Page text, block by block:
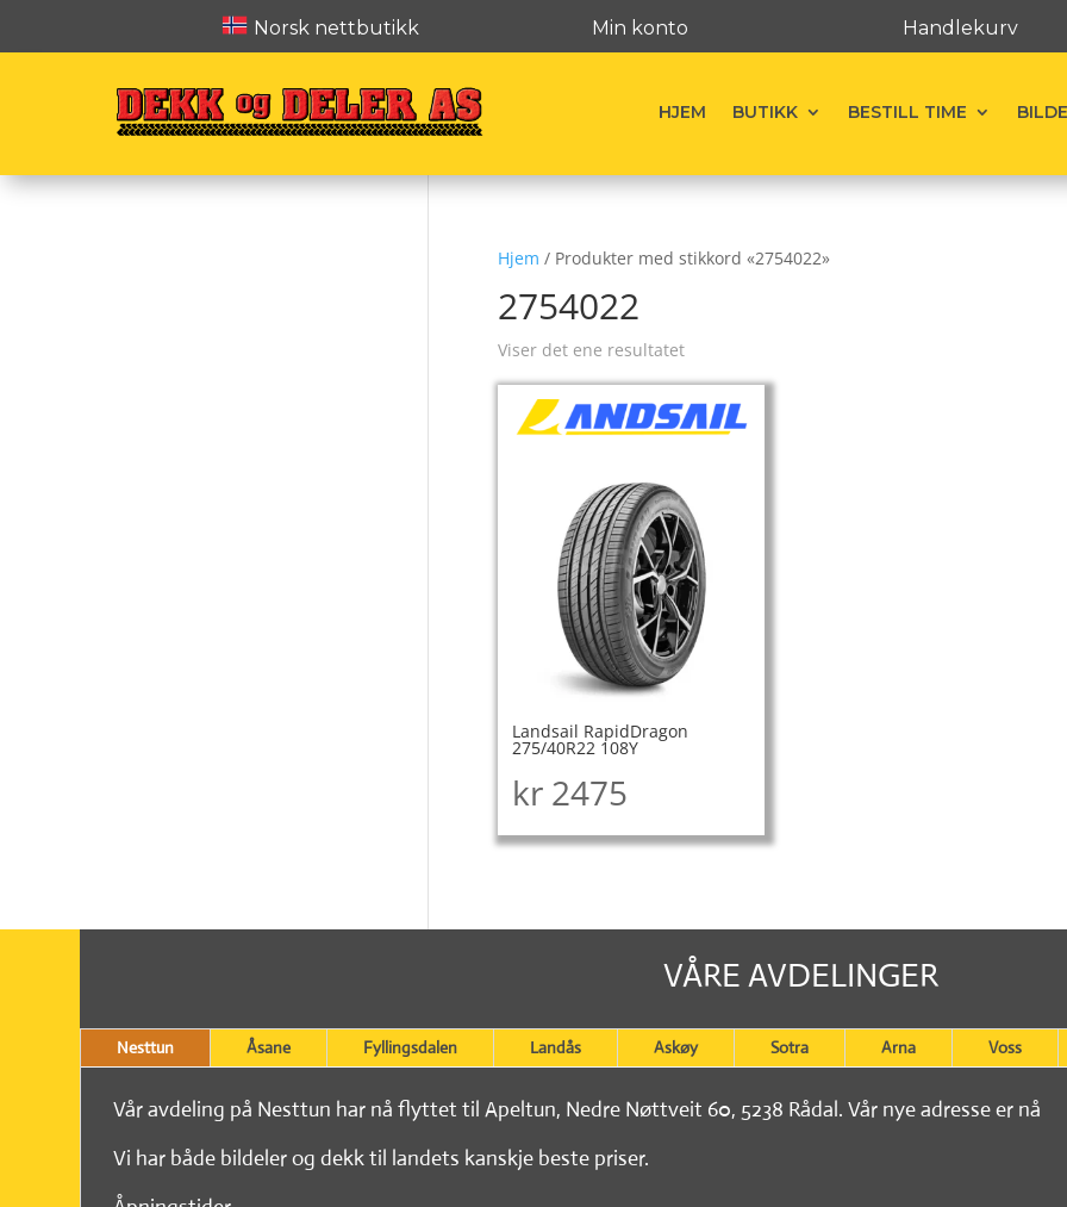
Norsk nettbutikk Min konto Handlekurv
HJEM BUTIKK BESTILL TIME
Hjem / Produkter med stikkord «2754022»
2754022
Viser det ene resultatet
Landsail RapidDragon
275/40R22 108Y
kr2475
VÅRE AVDELINGER
Nesttun Åsane Fyllingsdalen Landås Askøy Sotra Arna Voss
Vår avdeling på Nesttun har nå flyttet til Apeltun, Nedre Nøttveit 60, 5238 Rådal. Vår nye adresse er nå
Vi har både bildeler og dekk til landets kanskje beste priser.